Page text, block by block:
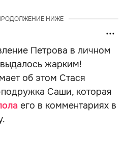
НИЖЕ
Петрова в личном
жарким!
об этом Стася
Саши, которая
его в комментариях в